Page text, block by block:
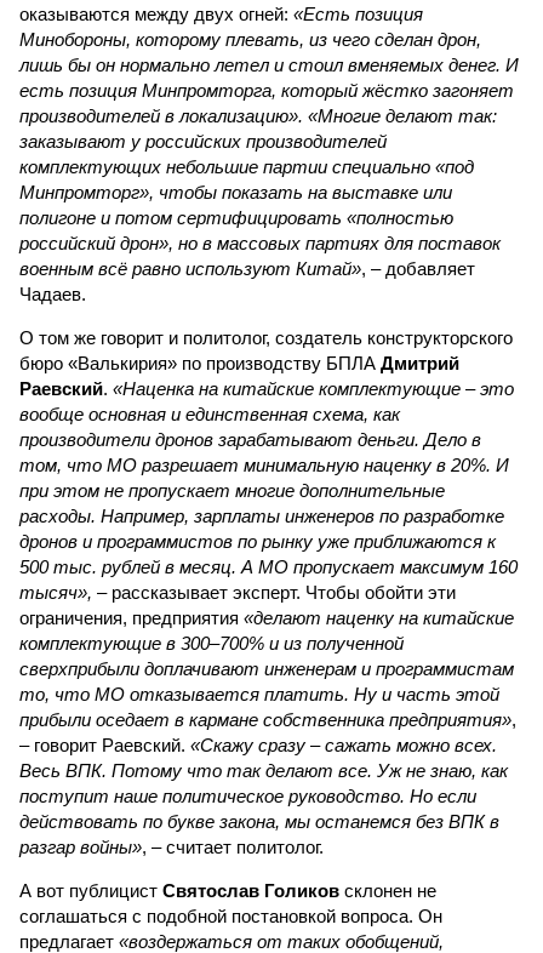
оказываются между двух огней: «Есть позиция
Минобороны, которому плевать, из чего сделан дрон,
лишь бы он нормально летел и стоил вменяемых денег. И
есть позиция Минпромторга, который жёстко загоняет
производителей в локализацию». «Многие делают так:
заказывают у российских производителей
комплектующих небольшие партии специально «под
Минпромторг», чтобы показать на выставке или
полигоне и потом сертифицировать «полностью
российский дрон», но в массовых партиях для поставок
военным всё равно используют Китай», – добавляет
Чадаев.
О том же говорит и политолог, создатель конструкторского
бюро «Валькирия» по производству БПЛА Дмитрий
Раевский. «Наценка на китайские комплектующие – это
вообще основная и единственная схема, как
производители дронов зарабатывают деньги. Дело в
том, что МО разрешает минимальную наценку в 20%. И
при этом не пропускает многие дополнительные
расходы. Например, зарплаты инженеров по разработке
дронов и программистов по рынку уже приближаются к
500 тыс. рублей в месяц. А МО пропускает максимум 160
тысяч», – рассказывает эксперт. Чтобы обойти эти
ограничения, предприятия «делают наценку на китайские
комплектующие в 300–700% и из полученной
сверхприбыли доплачивают инженерам и программистам
то, что МО отказывается платить. Ну и часть этой
прибыли оседает в кармане собственника предприятия»,
– говорит Раевский. «Скажу сразу – сажать можно всех.
Весь ВПК. Потому что так делают все. Уж не знаю, как
поступит наше политическое руководство. Но если
действовать по букве закона, мы останемся без ВПК в
разгар войны», – считает политолог.
А вот публицист Святослав Голиков склонен не
соглашаться с подобной постановкой вопроса. Он
предлагает «воздержаться от таких обобщений,